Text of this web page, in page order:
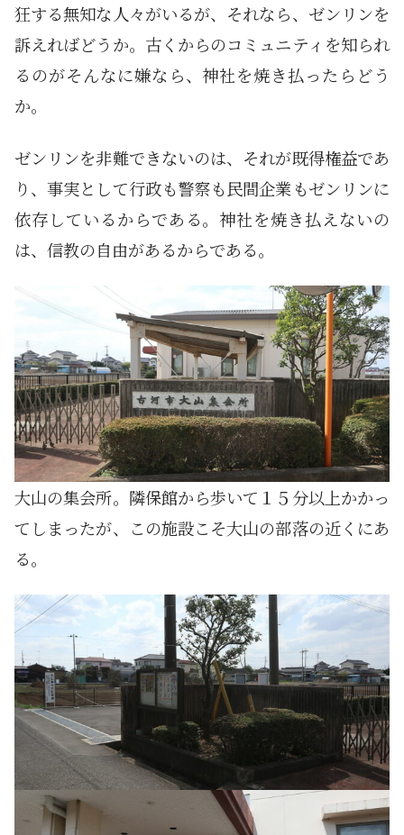
狂する無知な人々がいるが、それなら、ゼンリンを
訴えればどうか。古くからのコミュニティを知られ
るのがそんなに嫌なら、神社を焼き払ったらどう
か。
ゼンリンを非難できないのは、それが既得権益であ
り、事実として行政も警察も民間企業もゼンリンに
依存しているからである。神社を焼き払えないの
は、信教の自由があるからである。
大山の集会所。隣保館から歩いて１５分以上かかっ
てしまったが、この施設こそ大山の部落の近くにあ
る。